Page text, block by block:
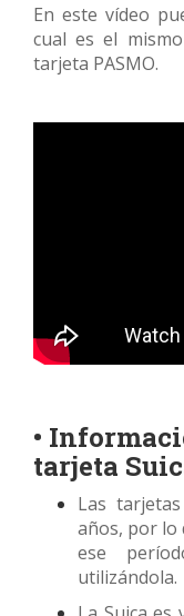
En este vídeo
cual es el
tarjeta PASMO.
•
tarjeta
Las
años, por lo
ese
utilizándola.